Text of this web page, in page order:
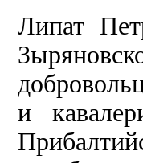
Липат
и